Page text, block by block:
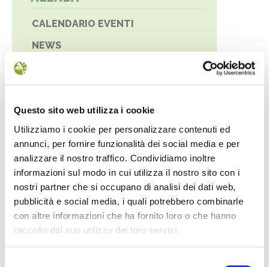
Questo sito web utilizza i cookie
Utilizziamo i cookie per personalizzare contenuti ed
annunci, per fornire funzionalità dei social media e per
analizzare il nostro traffico. Condividiamo inoltre
informazioni sul modo in cui utilizza il nostro sito con i
nostri partner che si occupano di analisi dei dati web,
pubblicità e social media, i quali potrebbero combinarle
con altre informazioni che ha fornito loro o che hanno
raccolto dal suo utilizzo dei loro servizi.
CALENDARIO EVENTI
NEWS
NEWS